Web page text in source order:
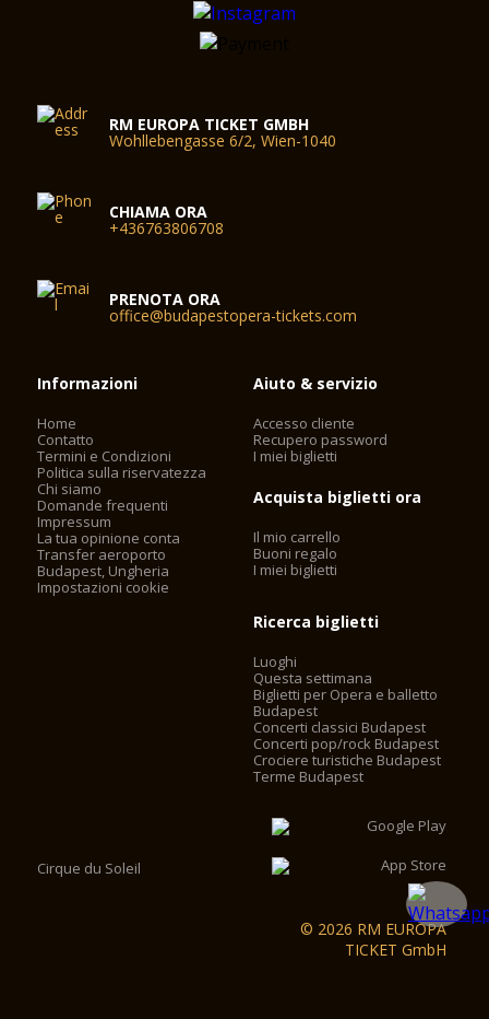
RM EUROPA TICKET GMBH
Wohllebengasse 6/2, Wien-1040
CHIAMA ORA
+436763806708
PRENOTA ORA
office@budapestopera-tickets.com
Informazioni
Home
Contatto
Termini e Condizioni
Politica sulla riservatezza
Chi siamo
Domande frequenti
Impressum
La tua opinione conta
Transfer aeroporto
Budapest, Ungheria
Impostazioni cookie
Aiuto & servizio
Accesso cliente
Recupero password
I miei biglietti
Acquista biglietti ora
Il mio carrello
Buoni regalo
I miei biglietti
Ricerca biglietti
Luoghi
Questa settimana
Biglietti per Opera e balletto
Budapest
Concerti classici Budapest
Concerti pop/rock Budapest
Crociere turistiche Budapest
Terme Budapest
Cirque du Soleil
© 2026 RM EUROPA
TICKET GmbH